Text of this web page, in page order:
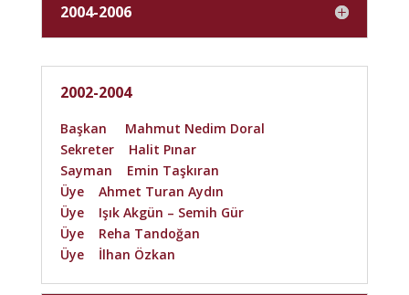
2004-2006
2002-2004
Başkan Mahmut Nedim Doral
Sekreter Halit Pınar
Sayman Emin Taşkıran
Üye Ahmet Turan Aydın
Üye Işık Akgün – Semih Gür
Üye Reha Tandoğan
Üye İlhan Özkan